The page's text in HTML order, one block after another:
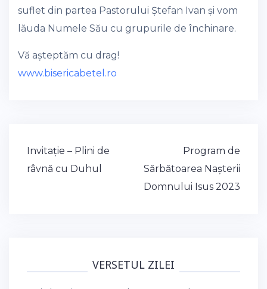
suflet din partea Pastorului Ștefan Ivan și vom
lăuda Numele Său cu grupurile de închinare.
Vă așteptăm cu drag!
www.bisericabetel.ro
Post
navigation
Invitație – Plini de
râvnă cu Duhul
Program de
Sărbătoarea Nașterii
Domnului Isus 2023
VERSETUL ZILEI